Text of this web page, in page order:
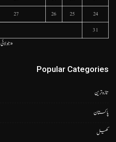
24
25
26
27
31
« جولائی
Popular Categories
تازہ ترین
پاکستان
کھیل